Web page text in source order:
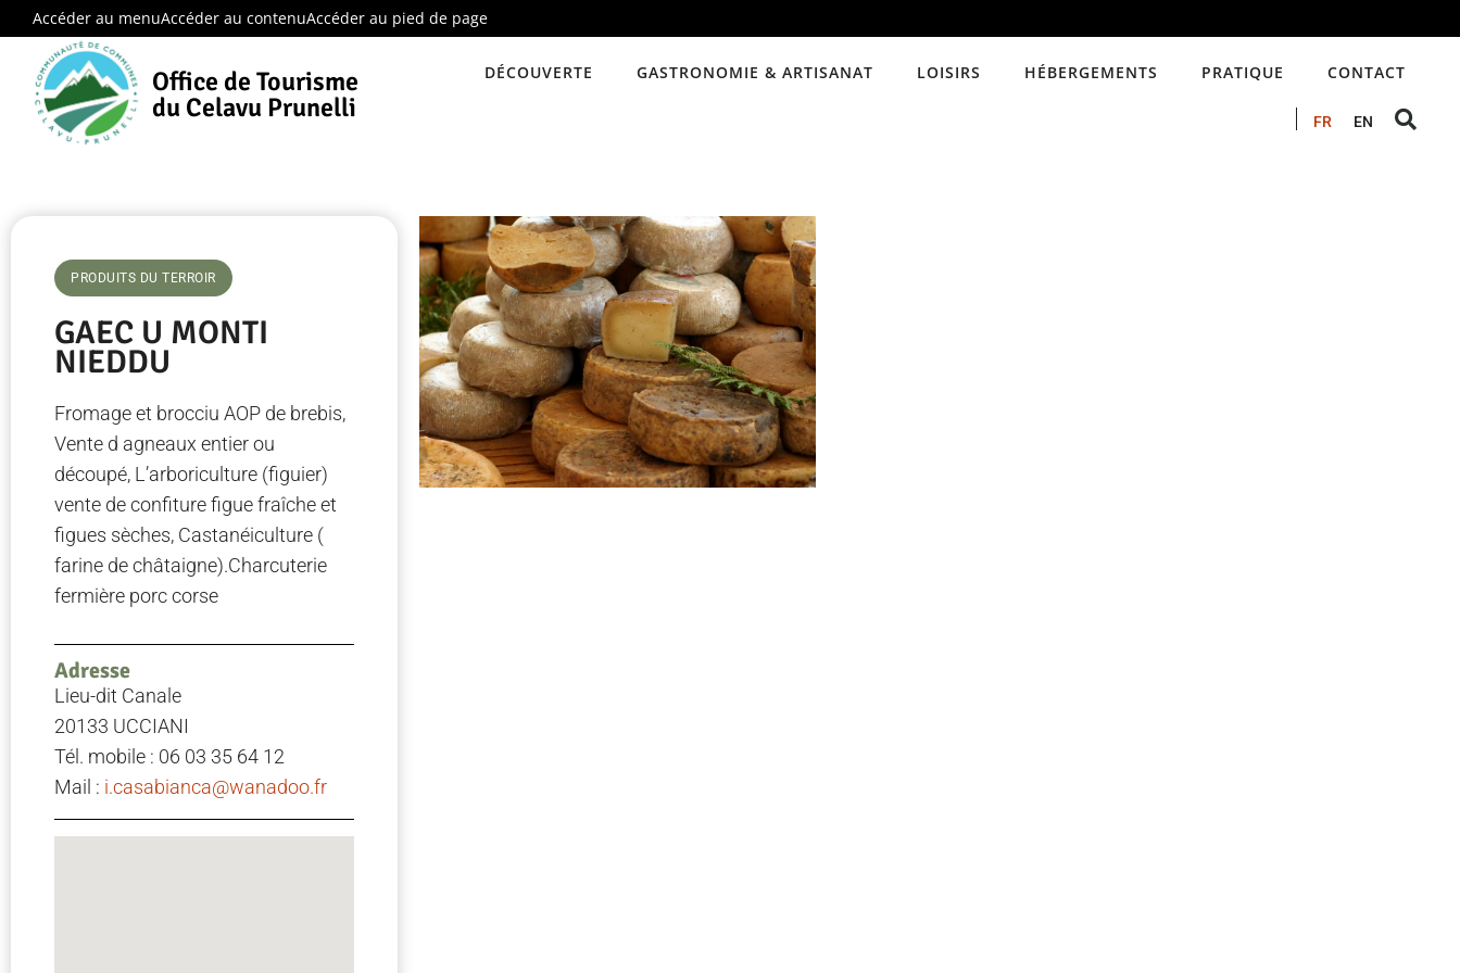
Accéder au menuAccéder au contenuAccéder au pied de page
Office de Tourisme
du Celavu Prunelli
DÉCOUVERTE GASTRONOMIE & ARTISANAT LOISIRS HÉBERGEMENTS PRATIQUE CONTACT
FR EN
PRODUITS DU TERROIR
GAEC U MONTI
NIEDDU
Fromage et brocciu AOP de brebis,
Vente d agneaux entier ou
découpé, L’arboriculture (figuier)
vente de confiture figue fraîche et
figues sèches, Castanéiculture (
farine de châtaigne).Charcuterie
fermière porc corse
Adresse
Lieu-dit Canale
20133 UCCIANI
Tél. mobile : 06 03 35 64 12
Mail : i.casabianca@wanadoo.fr